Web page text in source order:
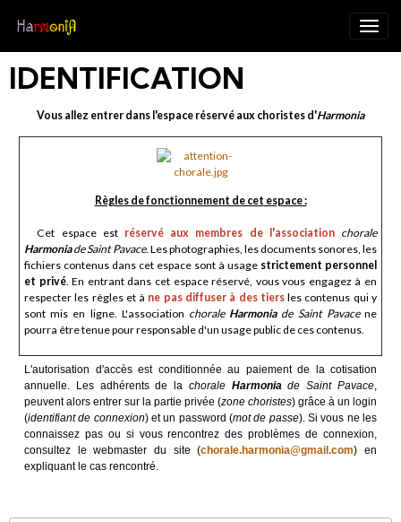
IDENTIFICATION
Vous allez entrer dans l'espace réservé aux choristes d'Harmonia
Règles de fonctionnement de cet espace :
Cet espace est réservé aux membres de l'association chorale
Harmoniade Saint Pavace. Les photographies, les documents sonores, les
fichiers contenus dans cet espace sont à usage strictement personnel
et privé. En entrant dans cet espace réservé, vous vous engagez à en
respecter les règles et à ne pas diffuser à des tiersles contenus qui y
sont mis en ligne. L'association chorale Harmoniade Saint Pavacene
pourra être tenue pour responsable d'un usage public de ces contenus.
L'autorisation d'accès est conditionnée au paiement de la cotisation
annuelle. Les adhérents de la chorale Harmoniade Saint Pavace,
peuvent alors entrer sur la partie privée (zone choristes) grâce à un login
(identifiant de connexion) et un password (mot de passe). Si vous ne les
connaissez pas ou si vous rencontrez des problèmes de connexion,
consultez le webmaster du site (chorale.harmonia@gmail.com) en
expliquant le cas rencontré.